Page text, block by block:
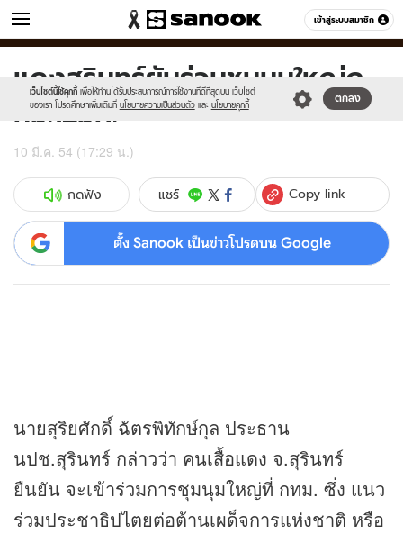
เข้าสู่ระบบสมาชิก
ข่าว หมวดอื่นๆ
เว็บไซต์นี้ใช้คุกกี้ เพื่อให้ท่านได้รับประสบการณ์การใช้งานที่ดีที่สุดบน เว็บไซต์
ของเรา โปรดศึกษาเพิ่มเติมที่ นโยบายความเป็นส่วนตัว และ นโยบายคุกกี้
ตกลง
Sanook
//s.isanook.com/sr/0/images/logo-
new-
sanook.png
600
60
แดงสุรินทร์ยันร่วมชุมนุมใหญ่ก
ทม.12มีค.
10 มี.ค. 54 (17:29 น.)
กดฟัง แชร์ Copy link
ตั้ง Sanook เป็นข่าวโปรดบน Google
นายสุริยศักดิ์ ฉัตรพิทักษ์กุล ประธาน
นปช.สุรินทร์ กล่าวว่า คนเสื้อแดง จ.สุรินทร์
ยืนยัน จะเข้าร่วมการชุมนุมใหญ่ที่ กทม. ซึ่ง แนว
ร่วมประชาธิปไตยต่อต้านเผด็จการแห่งชาติ หรือ